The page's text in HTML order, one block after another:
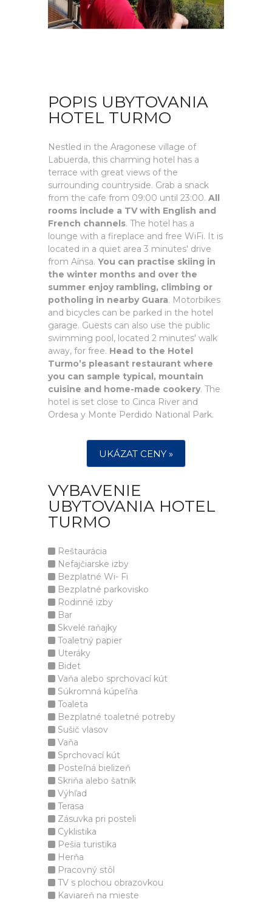
POPIS UBYTOVANIA
HOTEL TURMO
Nestled in the Aragonese village of
Labuerda, this charming hotel has a
terrace with great views of the
surrounding countryside. Grab a snack
from the cafe from 09:00 until 23:00. All
rooms include a TV with English and
French channels. The hotel has a
lounge with a fireplace and free WiFi. It is
located in a quiet area 3 minutes' drive
from Aínsa. You can practise skiing in
the winter months and over the
summer enjoy rambling, climbing or
potholing in nearby Guara. Motorbikes
and bicycles can be parked in the hotel
garage. Guests can also use the public
swimming pool, located 2 minutes' walk
away, for free. Head to the Hotel
Turmo’s pleasant restaurant where
you can sample typical, mountain
cuisine and home-made cookery. The
hotel is set close to Cinca River and
Ordesa y Monte Perdido National Park.
UKÁZAT CENY »
VYBAVENIE
UBYTOVANIA HOTEL
TURMO
Reštaurácia
Nefajčiarske izby
Bezplatné Wi- Fi
Bezplatné parkovisko
Rodinné izby
Bar
Skvelé raňajky
Toaletný papier
Uteráky
Bidet
Vaňa alebo sprchovací kút
Súkromná kúpeľňa
Toaleta
Bezplatné toaletné potreby
Sušič vlasov
Vaňa
Sprchovací kút
Posteľná bielizeň
Skriňa alebo šatník
Výhľad
Terasa
Zásuvka pri posteli
Cyklistika
Pešia turistika
Herňa
Pracovný stôl
TV s plochou obrazovkou
Kaviareň na mieste